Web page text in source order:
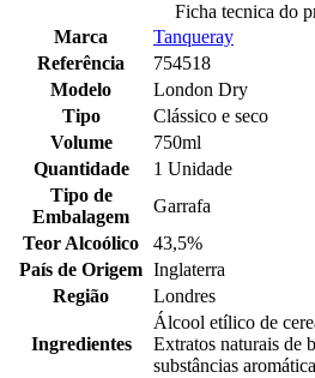
Ficha tecnica do
Marca
Tanqueray
Referência
754518
Modelo
London Dry
Tipo
Clássico e seco
Volume
750ml
Quantidade
1 Unidade
Tipo de
Embalagem
Garrafa
Teor Alcoólico
43,5%
País de Origem Inglaterra
Região
Londres
Ingredientes
Álcool etílico de
Extratos naturais de
substâncias